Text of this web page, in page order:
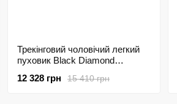
Трекінговий чоловічий легкий
пуховик Black Diamond
Octane/Anthracite (BD
15 410 грн
12 328 грн